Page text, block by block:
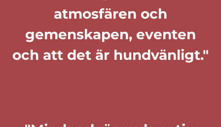
atmosfären och
gemenskapen, eventen
och att det är hundvänligt."